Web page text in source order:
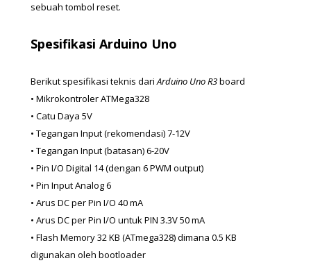
sebuah tombol reset.
Spesifikasi Arduino Uno
Berikut spesifikasi teknis dari Arduino Uno R3 board
• Mikrokontroler ATMega328
• Catu Daya 5V
• Tegangan Input (rekomendasi) 7-12V
• Tegangan Input (batasan) 6-20V
• Pin I/O Digital 14 (dengan 6 PWM output)
• Pin Input Analog 6
• Arus DC per Pin I/O 40 mA
• Arus DC per Pin I/O untuk PIN 3.3V 50 mA
• Flash Memory 32 KB (ATmega328) dimana 0.5 KB
digunakan oleh bootloader